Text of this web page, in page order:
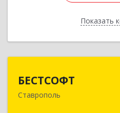
Показать
БЕСТСОФТ
Ставрополь
355011,